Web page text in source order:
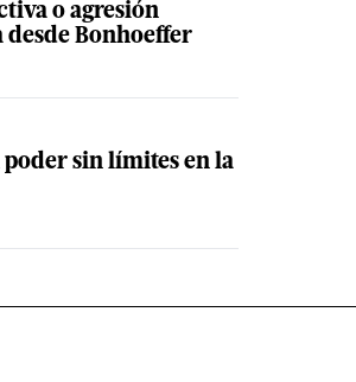
o agresión
desde Bonhoeffer
poder sin límites en la